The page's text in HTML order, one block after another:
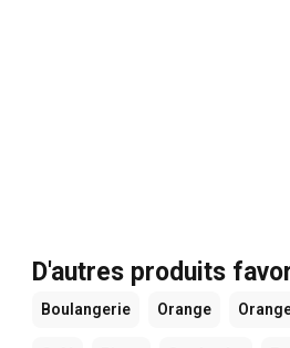
D'autres produits
Boulangerie Orange